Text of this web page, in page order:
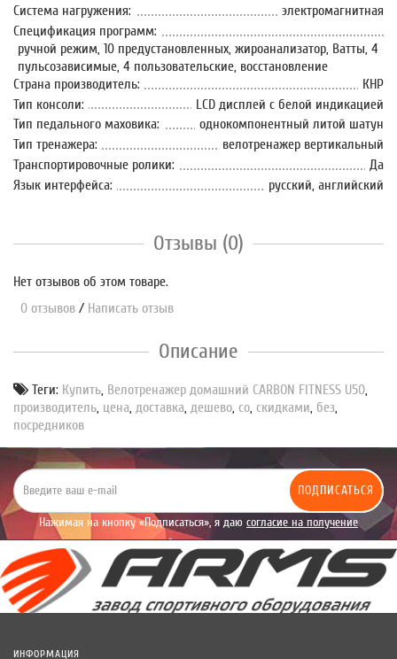
Система нагружения:
электромагнитная
Спецификация программ:
ручной режим, 10 предустановленных, жироанализатор, Ватты, 4
пульсозависимые, 4 пользовательские, восстановление
Страна производитель:
КНР
Тип консоли:
LCD дисплей с белой индикацией
Тип педального маховика:
однокомпонентный литой шатун
Тип тренажера:
велотренажер вертикальный
Транспортировочные ролики:
Да
Язык интерфейса:
русский, английский
Отзывы (0)
Нет отзывов об этом товаре.
0 отзывов / Написать отзыв
Описание
Теги: Купить Велотренажер домашний CARBON FITNESS U50
производитель цена доставка дешево со скидками без
посредников
ПОДПИСАТЬСЯ
Нажимая на кнопку «Подписаться», я даю согласие на получение
уведомлений рекламного характера.
ИНФОРМАЦИЯ